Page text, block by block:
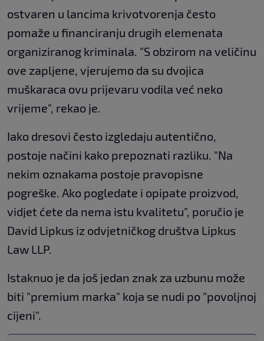
ostvaren u lancima krivotvorenja često
pomaže u financiranju drugih elemenata
organiziranog kriminala. "S obzirom na veličinu
ove zapljene, vjerujemo da su dvojica
muškaraca ovu prijevaru vodila već neko
vrijeme", rekao je.
Iako dresovi često izgledaju autentično,
postoje načini kako prepoznati razliku. "Na
nekim oznakama postoje pravopisne
pogreške. Ako pogledate i opipate proizvod,
vidjet ćete da nema istu kvalitetu", poručio je
David Lipkus iz odvjetničkog društva Lipkus
Law LLP.
Istaknuo je da još jedan znak za uzbunu može
biti "premium marka" koja se nudi po "povoljnoj
cijeni".